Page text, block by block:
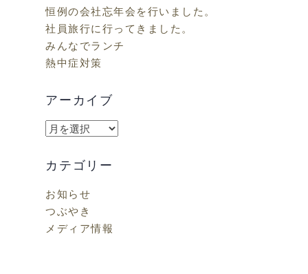
恒例の会社忘年会を行いました。
社員旅行に行ってきました。
みんなでランチ
熱中症対策
アーカイブ
ア
カ
ブ
カテゴリー
お知らせ
つぶやき
メディア情報